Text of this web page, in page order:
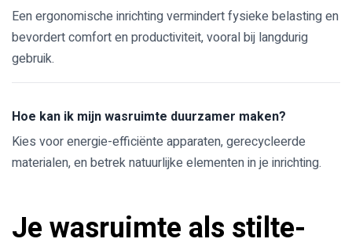
Een ergonomische inrichting vermindert fysieke belasting en
bevordert comfort en productiviteit, vooral bij langdurig
gebruik.
Hoe kan ik mijn wasruimte duurzamer maken?
Kies voor energie-efficiënte apparaten, gerecycleerde
materialen, en betrek natuurlijke elementen in je inrichting.
Je wasruimte als stilte-